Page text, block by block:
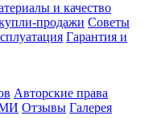
и качество
продажи Советы
Гарантия и
Авторские права
Отзывы Галерея